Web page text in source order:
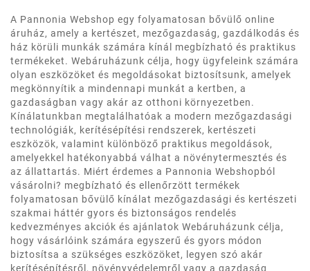
A Pannonia Webshop egy folyamatosan bővülő online
áruház, amely a kertészet, mezőgazdaság, gazdálkodás és
ház körüli munkák számára kínál megbízható és praktikus
termékeket. Webáruházunk célja, hogy ügyfeleink számára
olyan eszközöket és megoldásokat biztosítsunk, amelyek
megkönnyítik a mindennapi munkát a kertben, a
gazdaságban vagy akár az otthoni környezetben.
Kínálatunkban megtalálhatóak a modern mezőgazdasági
technológiák, kerítésépítési rendszerek, kertészeti
eszközök, valamint különböző praktikus megoldások,
amelyekkel hatékonyabbá válhat a növénytermesztés és
az állattartás. Miért érdemes a Pannonia Webshopból
vásárolni? megbízható és ellenőrzött termékek
folyamatosan bővülő kínálat mezőgazdasági és kertészeti
szakmai háttér gyors és biztonságos rendelés
kedvezményes akciók és ajánlatok Webáruházunk célja,
hogy vásárlóink számára egyszerű és gyors módon
biztosítsa a szükséges eszközöket, legyen szó akár
kerítésépítésről, növényvédelemről vagy a gazdaság